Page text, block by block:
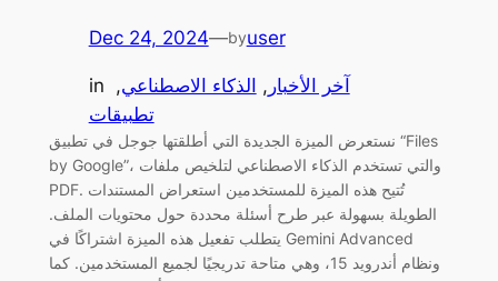
Dec 24, 2024—byuser
in آخر الأخبار , الذكاء الاصطناعي,
تطبيقات
نستعرض الميزة الجديدة التي أطلقتها جوجل في تطبيق “Files
by Google”، والتي تستخدم الذكاء الاصطناعي لتلخيص ملفات
PDF. تُتيح هذه الميزة للمستخدمين استعراض المستندات
الطويلة بسهولة عبر طرح أسئلة محددة حول محتويات الملف.
يتطلب تفعيل هذه الميزة اشتراكًا في Gemini Advanced
ونظام أندرويد 15، وهي متاحة تدريجيًا لجميع المستخدمين. كما